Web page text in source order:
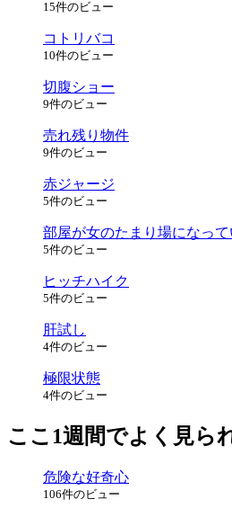
15件のビュー
コトリバコ
10件のビュー
切腹ショー
9件のビュー
売れ残り物件
9件のビュー
赤ジャージ
5件のビュー
部屋が女のたまり場になって
5件のビュー
ヒッチハイク
5件のビュー
肝試し
4件のビュー
極限状態
4件のビュー
ここ1週間でよく見ら
危険な好奇心
106件のビュー